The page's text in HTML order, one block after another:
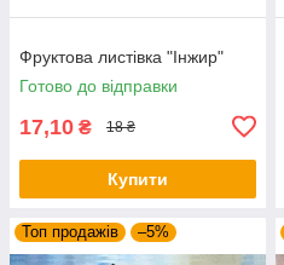
Фруктова листівка "Інжир"
Готово до відправки
17,10 ₴ 18 ₴
Купити
Топ продажів –5%